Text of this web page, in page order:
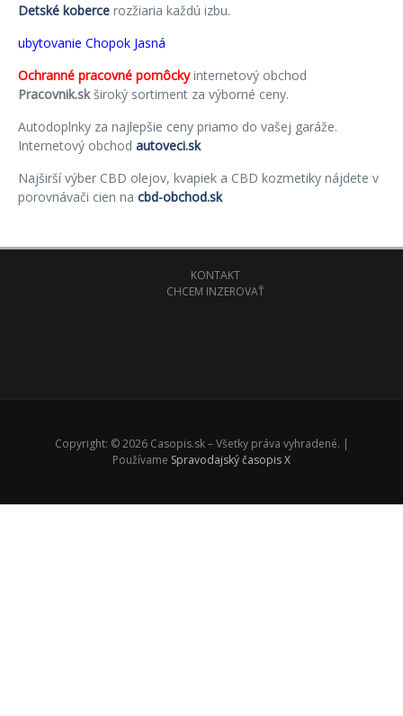
Detské koberce rozžiaria každú izbu.
ubytovanie Chopok Jasná
Ochranné pracovné pomôckyinternetový obchod
Pracovnik.skširoký sortiment za výborné ceny.
Autodoplnky za najlepšie ceny priamo do vašej garáže.
Internetový obchod autoveci.sk
Najširší výber CBD olejov, kvapiek a CBD kozmetiky nájdete v
porovnávači cien na cbd-obchod.sk
KONTAKT
CHCEM INZEROVAŤ
Copyright: © 2026 Casopis.sk – Všetky práva vyhradené. |
Používame Spravodajský časopis X